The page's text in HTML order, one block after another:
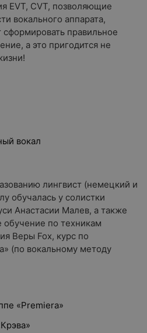
EVT, CVT, позволяющие
вокального аппарата,
правильное
а это пригодится не
вокал
лингвист (немецкий и
обучалась у солистки
Анастасии Малев, а также
по техникам
Веры Fox, курс по
(по вокальному методу
«Premiera»